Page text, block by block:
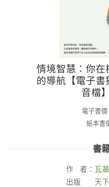
情境智慧：你在
的導航【電子書
音檔
電子書價
紙本書
書
作 者： 瓦
出版
天